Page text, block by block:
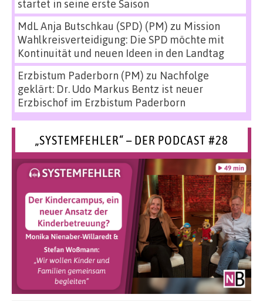
startet in seine erste Saison
MdL Anja Butschkau (SPD) (PM) zu Mission
Wahlkreisverteidigung: Die SPD möchte mit
Kontinuität und neuen Ideen in den Landtag
Erzbistum Paderborn (PM) zu Nachfolge
geklärt: Dr. Udo Markus Bentz ist neuer
Erzbischof im Erzbistum Paderborn
„SYSTEMFEHLER“ – DER PODCAST #28